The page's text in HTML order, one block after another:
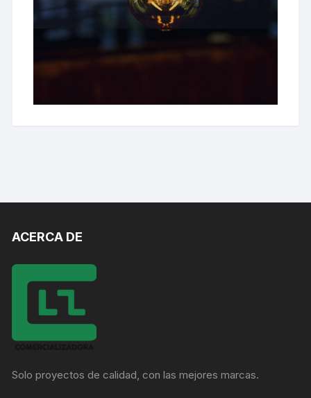
ACERCA DE
Solo proyectos de calidad, con las mejores marcas.